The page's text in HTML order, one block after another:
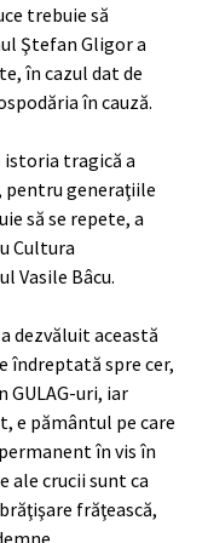
trebuie să
Ştefan Gligor a
în cazul dat de
în cauză.
istoria tragică a
pentru generaţiile
să se repete, a
Cultura
Vasile Bâcu.
dezvăluit această
îndreptată spre cer,
GULAG-uri, iar
e pământul pe care
în vis în
ale crucii sunt ca
frăţească,